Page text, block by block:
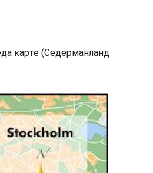
карте (Седерманланд